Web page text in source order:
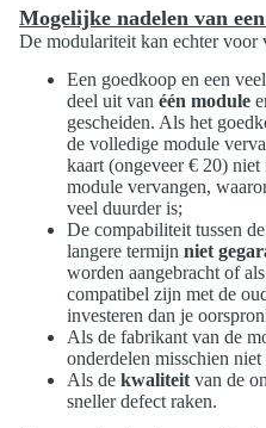
Mogelijke nadelen van
De modulariteit kan echter voor
Een goedkoop en een
deel uit van één module
gescheiden. Als het
de volledige module
kaart (ongeveer € 20)
module vervangen,
veel duurder is;
De compabiliteit tussen
langere termijn niet
worden aangebracht of
compatibel zijn met de
investeren dan je
Als de fabrikant van de
onderdelen misschien
Als de kwaliteit van de
sneller defect raken.